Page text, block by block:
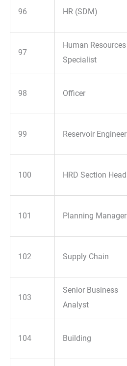
96 HR (SDM)
97
Human Resources
Specialist
98 Officer
99 Reservoir Engineer
100 HRD Section Head
101 Planning Manager
102 Supply Chain
103
Senior Business
Analyst
104 Building